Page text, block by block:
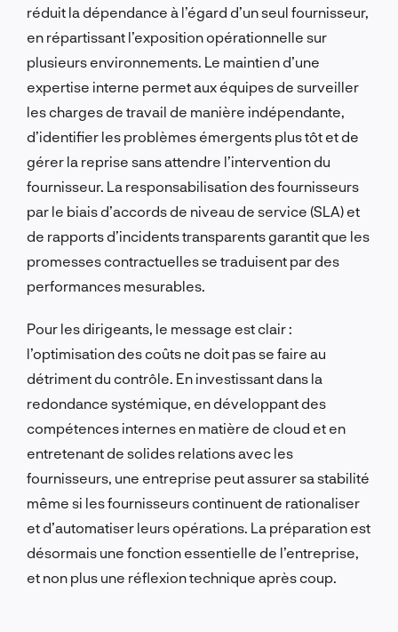
réduit la dépendance à l’égard d’un seul fournisseur,
en répartissant l’exposition opérationnelle sur
plusieurs environnements. Le maintien d’une
expertise interne permet aux équipes de surveiller
les charges de travail de manière indépendante,
d’identifier les problèmes émergents plus tôt et de
gérer la reprise sans attendre l’intervention du
fournisseur. La responsabilisation des fournisseurs
par le biais d’accords de niveau de service (SLA) et
de rapports d’incidents transparents garantit que les
promesses contractuelles se traduisent par des
performances mesurables.
Pour les dirigeants, le message est clair :
l’optimisation des coûts ne doit pas se faire au
détriment du contrôle. En investissant dans la
redondance systémique, en développant des
compétences internes en matière de cloud et en
entretenant de solides relations avec les
fournisseurs, une entreprise peut assurer sa stabilité
même si les fournisseurs continuent de rationaliser
et d’automatiser leurs opérations. La préparation est
désormais une fonction essentielle de l’entreprise,
et non plus une réflexion technique après coup.